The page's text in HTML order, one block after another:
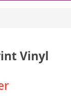
Vinyl